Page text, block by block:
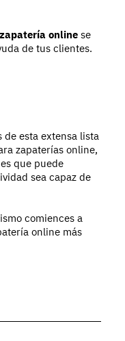
zapatería online se
de tus clientes.
de esta extensa lista
zapaterías online,
que puede
sea capaz de
comiences a
online más